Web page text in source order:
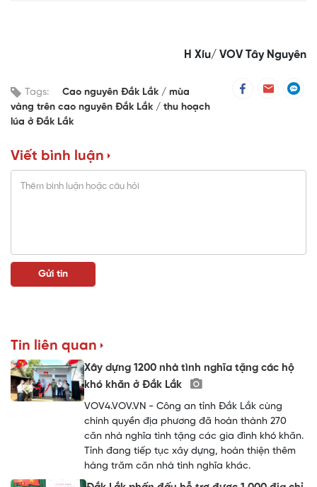
H Xíu/ VOV Tây Nguyên
Tags: Cao nguyên Đắk Lắk
mùa
vàng trên cao nguyên Đắk Lắk
thu hoạch
lúa ở Đắk Lắk
Viết bình luận
Tin liên quan
Xây dựng 1200 nhà tình nghĩa tặng các hộ
khó khăn ở Đắk Lắk
VOV4.VOV.VN - Công an tỉnh Đắk Lắk cùng
chính quyền địa phương đã hoàn thành 270
căn nhà nghĩa tình tặng các gia đình khó khăn.
Tỉnh đang tiếp tục xây dựng, hoàn thiện thêm
hàng trăm căn nhà tình nghĩa khác.